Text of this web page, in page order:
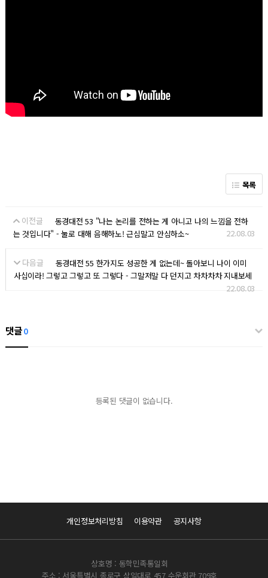
목록
이전글
동경대전 53 "나는 논리를 전하는 게 아니고 나의 느낌을 전하
는 것입니다" - 눌로 대해 음해하노! 근심말고 안심하소~
22.08.03
다음글
동경대전 55 한가지도 성공한 게 없는데~ 돌아보니 나이 이미
사십이라! 그렇고 그렇고 또 그렇다 - 그말저말 다 던지고 차차차차 지내보세
22.08.03
댓글0
등록된 댓글이 없습니다.
개인정보처리방침 이용약관 공지사항
상호명 : 동학민족통일회
주소 : 서울특별시 종로구 삼일대로 457 수운회관 709호